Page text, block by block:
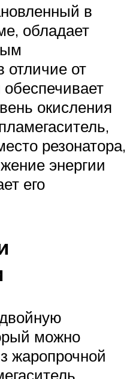
в
обладает
от
окисления
резонатора,
энергии
его
можно
жаропрочной